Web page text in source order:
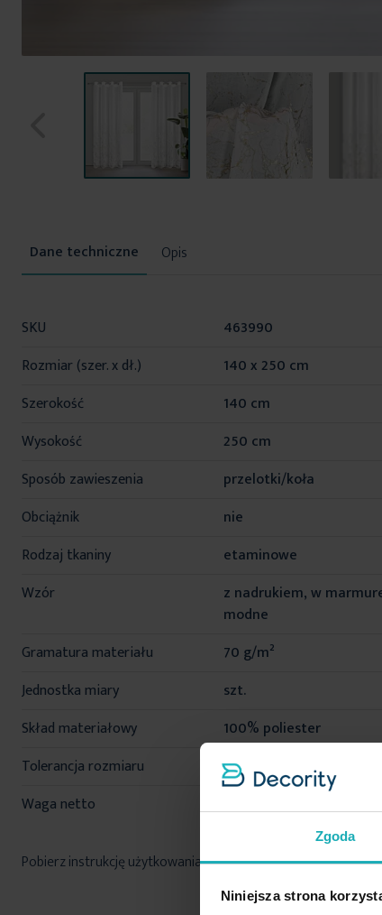
Zgoda
Niniejsza strona
galerii
Opis
Więcej
SKU
463990
Rozmiar (szer. x dł.)
140 x 250 cm
Szerokość
140 cm
Wysokość
250 cm
Sposób zawieszenia
przelotki/koła
Obciążnik
nie
Rodzaj tkaniny
etaminowe
Wzór
z nadrukiem, w
modne
Gramatura materiału
70 g/m²
Jednostka miary
szt.
Skład materiałowy
100% poliester
Tolerancja rozmiaru
5%
Waga netto
Pobierz instrukcję użytkowania i bezpieczeństwa produktu